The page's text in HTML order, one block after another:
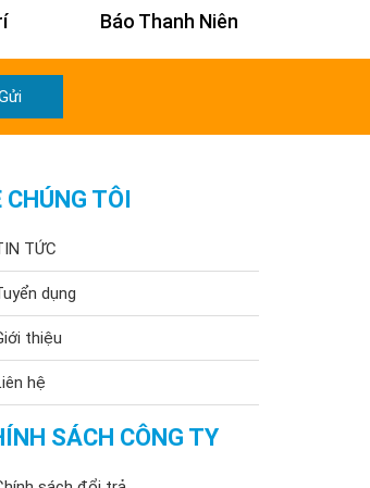
Báo Thanh Niên
CHÚNG TÔI
TỨC
dụng
thiệu
hệ
SÁCH CÔNG TY